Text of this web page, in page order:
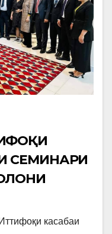
СЕМИНАРИ
ВА ИЛМ
касабаи